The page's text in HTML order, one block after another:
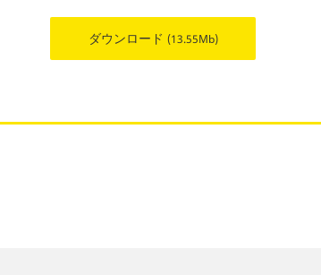
ダウンロード (13.55Mb)